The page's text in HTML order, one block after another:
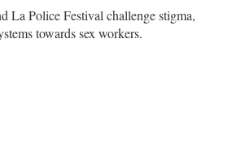
La Police Festival challenge stigma,
towards sex workers.